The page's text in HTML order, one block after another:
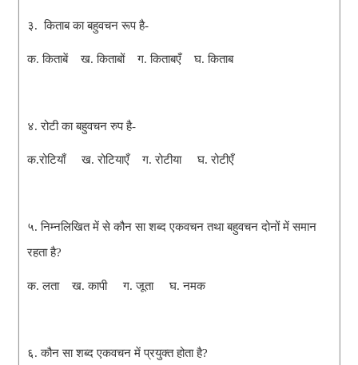
३. किताब का बहुवचन रूप है-
क. किताबें ख. किताबों ग. किताबएँ घ. किताब
४. रोटी का बहुवचन रुप है-
क.रोटियाँ ख. रोटियाएँ ग. रोटीया घ. रोटीएँ
५. निम्नलिखित में से कौन सा शब्द एकवचन तथा बहुवचन दोनों में समान
रहता है?
क. लता ख. कापी ग. जूता घ. नमक
६. कौन सा शब्द एकवचन में प्रयुक्त होता है?